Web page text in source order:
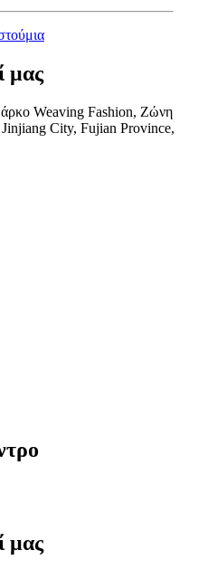
μας
Weaving Fashion, Ζώνη
Jinjiang City, Fujian Province,
μας